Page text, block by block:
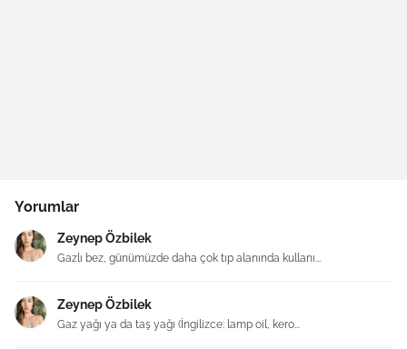
Yorumlar
Zeynep Özbilek
Gazlı bez, günümüzde daha çok tıp alanında kullanı...
Zeynep Özbilek
Gaz yağı ya da taş yağı (İngilizce: lamp oil, kero...